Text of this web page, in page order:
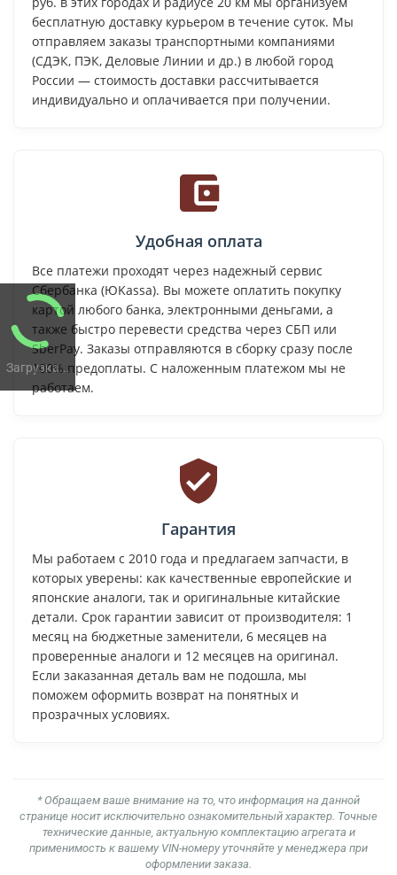
Загрузка...
бесплатную доставку курьером в течение суток. Мы
отправляем заказы транспортными компаниями
(СДЭК, ПЭК, Деловые Линии и др.) в любой город
России — стоимость доставки рассчитывается
индивидуально и оплачивается при получении.
Удобная оплата
Все платежи проходят через надежный сервис
Сбербанка (ЮKassa). Вы можете оплатить покупку
картой любого банка, электронными деньгами, а
также быстро перевести средства через СБП или
SberPay. Заказы отправляются в сборку сразу после
100% предоплаты. С наложенным платежом мы не
работаем.
Гарантия
Мы работаем с 2010 года и предлагаем запчасти, в
которых уверены: как качественные европейские и
японские аналоги, так и оригинальные китайские
детали. Срок гарантии зависит от производителя: 1
месяц на бюджетные заменители, 6 месяцев на
проверенные аналоги и 12 месяцев на оригинал.
Если заказанная деталь вам не подошла, мы
поможем оформить возврат на понятных и
прозрачных условиях.
* Обращаем ваше внимание на то, что информация на данной
странице носит исключительно ознакомительный характер. Точные
технические данные, актуальную комплектацию агрегата и
применимость к вашему VIN-номеру уточняйте у менеджера при
оформлении заказа.